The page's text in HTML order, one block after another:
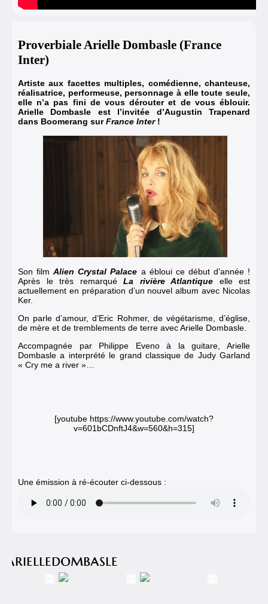
Proverbiale Arielle Dombasle (France
Inter)
Artiste aux facettes multiples, comédienne, chanteuse,
réalisatrice, performeuse, personnage à elle toute seule,
elle n’a pas fini de vous dérouter et de vous éblouir.
Arielle Dombasle est l’invitée d’Augustin Trapenard
dans Boomerang surFrance Inter!
Son filmAlien Crystal Palace a ébloui ce début d’année !
Après le très remarqué La rivière Atlantique elle est
actuellement en préparation d’un nouvel album avec Nicolas
Ker.
On parle d’amour, d’Eric Rohmer, de végétarisme, d’église,
de mère et de tremblements de terre avec Arielle Dombasle.
Accompagnée par Philippe Eveno à la guitare, Arielle
Dombasle a interprété le grand classique de Judy Garland
« Cry me a river »…
[youtube https://www.youtube.com/watch?
v=601bCDnftJ4&w=560&h=315]
Une émission à ré-écouter ci-dessous :